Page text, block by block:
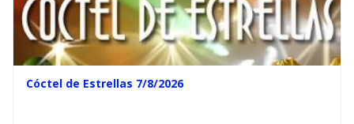
Cóctel de Estrellas 7/8/2026